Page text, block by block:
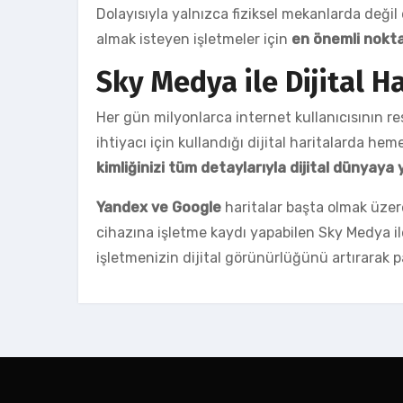
Dolayısıyla yalnızca fiziksel mekanlarda
almak isteyen işletmeler için en önemli
Sky Medya ile Dijital
Her gün milyonlarca internet kullanıcısının
ihtiyacı için kullandığı dijital haritalarda
kimliğinizi tüm detaylarıyla dijital dünyaya
Yandex ve Google haritalar başta olmak
cihazına işletme kaydı yapabilen Sky
işletmenizin dijital görünürlüğünü artırarak